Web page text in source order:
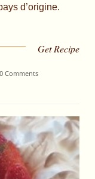
d’origine.
Get Recipe
0 Comments